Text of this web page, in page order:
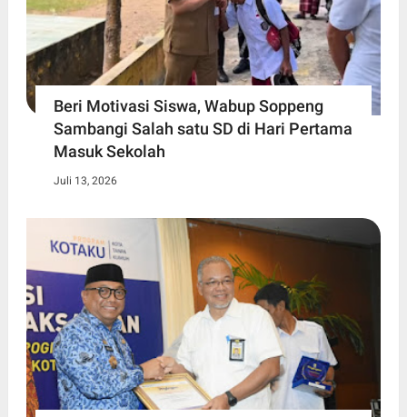
Beri Motivasi Siswa, Wabup Soppeng
Sambangi Salah satu SD di Hari Pertama
Masuk Sekolah
Juli 13, 2026